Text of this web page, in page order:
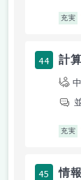
充実
44 計
充実
45 情